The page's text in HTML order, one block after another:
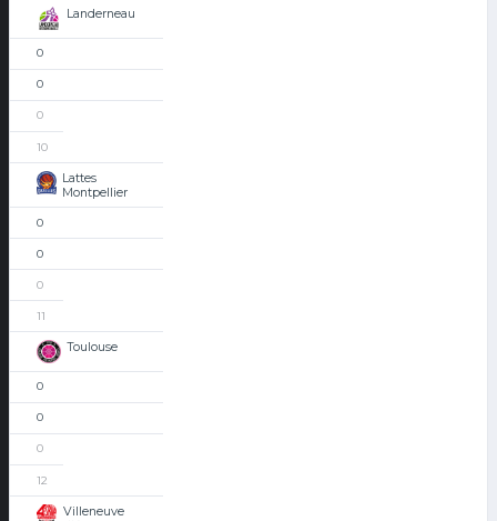
Landerneau
0
0
0
10
Lattes
Montpellier
0
0
0
11
Toulouse
0
0
0
12
Villeneuve